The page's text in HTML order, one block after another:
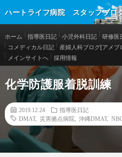
ハートライフ病院 スタッフブロ
ホーム 指導医日記 小児外科日記 研修医
コメディカル日記
産婦人科ブログ[アメブ
メインサイトへ
採用情報
化学防護服着脱訓練
2019.12.24
指導医日記
DMAT, 災害拠点病院 沖縄DMAT,